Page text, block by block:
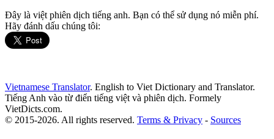
Đây là việt phiên dịch tiếng anh. Bạn có thể sử dụng nó miễn phí.
Hãy đánh dấu chúng tôi:
Vietnamese Translator. English to Viet Dictionary and Translator.
Tiếng Anh vào từ điển tiếng việt và phiên dịch. Formely
VietDicts.com.
© 2015-2026. All rights reserved. Terms & Privacy - Sources